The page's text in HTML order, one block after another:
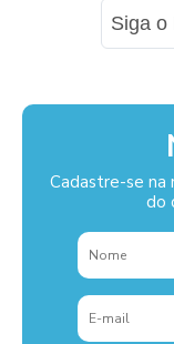
Siga o
Cadastre-se
do